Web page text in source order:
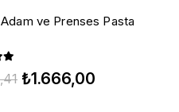
ve Prenses Pasta
₺1.666,00